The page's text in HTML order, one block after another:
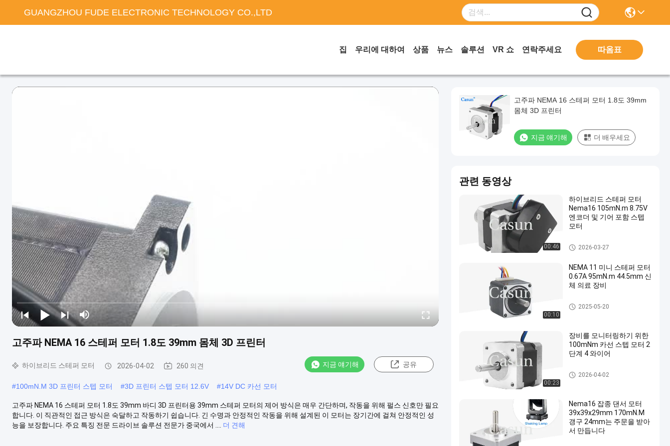
GUANGZHOU FUDE ELECTRONIC TECHNOLOGY CO.,LTD
집 우리에 대하여 상품 뉴스 솔루션 VR 쇼 연락주세요 따옴표
고주파 NEMA 16 스테퍼 모터 1.8도 39mm 몸체 3D 프린터
하이브리드 스테퍼 모터 2026-04-02 260 의견 지금 얘기해 공유
#100mN.M 3D 프린터 스텝 모터 #3D 프린터 스텝 모터 12.6V #14V DC 카선 모터
고주파 NEMA 16 스테퍼 모터 1.8도 39mm 바디 3D 프린터용 39mm 스테퍼 모터의 제어 방식은 매우 간단하며, 작동을 위해 펄스 신호만 필요
합니다. 이 직관적인 접근 방식은 숙달하고 작동하기 쉽습니다. 긴 수명과 안정적인 작동을 위해 설계된 이 모터는 장기간에 걸쳐 안정적인 성
능을 보장합니다. 주요 특징 전문 드라이브 솔루션 전문가 중국에서 ....
더 견해
고주파 NEMA 16 스테퍼 모터 1.8도 39mm
몸체 3D 프린터
지금 얘기해 더 배우세요
관련 동영상
00:46
하이브리드 스테퍼 모터
Nema16 105mN.m 8.75V
엔코더 및 기어 포함 스텝
모터
NEMA 16 스텝 모터
2026-03-27
00:10
NEMA 11 미니 스테퍼 모터
0.67A 95mN.m 44.5mm 신
체 의료 장비
nema 11 스텝 모터
2025-05-20
00:23
장비를 모니터링하기 위한
100mNm 카선 스텝 모터 2
단계 4 와이어
NEMA 14 스텝 모터
2026-04-02
Nema16 잡종 댄서 모터
39x39x29mm 170mN.M
갱구 24mm는 주문을 받아
서 만듭니다